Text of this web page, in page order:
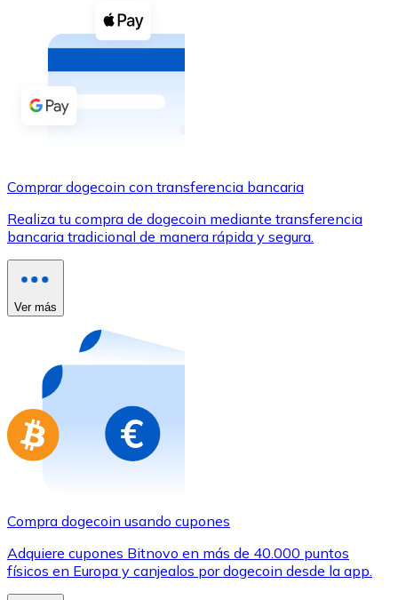
Comprar con efectivo
Transferencia SEPA
Añade fondos a tu cuenta Bitnovo o realiza compras
Comprar con Transferencia
Utiliza tarjetas Visa y Mastercard para comprar
Comprar con tarjeta
Tienda - Tarjetas regalo
Nuevo
Compra tarjetas regalo de tus marcas favoritas con
Ir a la tienda de tarjetas regalo
Comprar dogecoin con transferencia bancaria
Realiza tu compra de dogecoin mediante transferencia
bancaria tradicional de manera rápida y segura.
Ver más
Compra dogecoin usando cupones
Adquiere cupones Bitnovo en más de 40.000 puntos
físicos en Europa y canjealos por dogecoin desde la app.